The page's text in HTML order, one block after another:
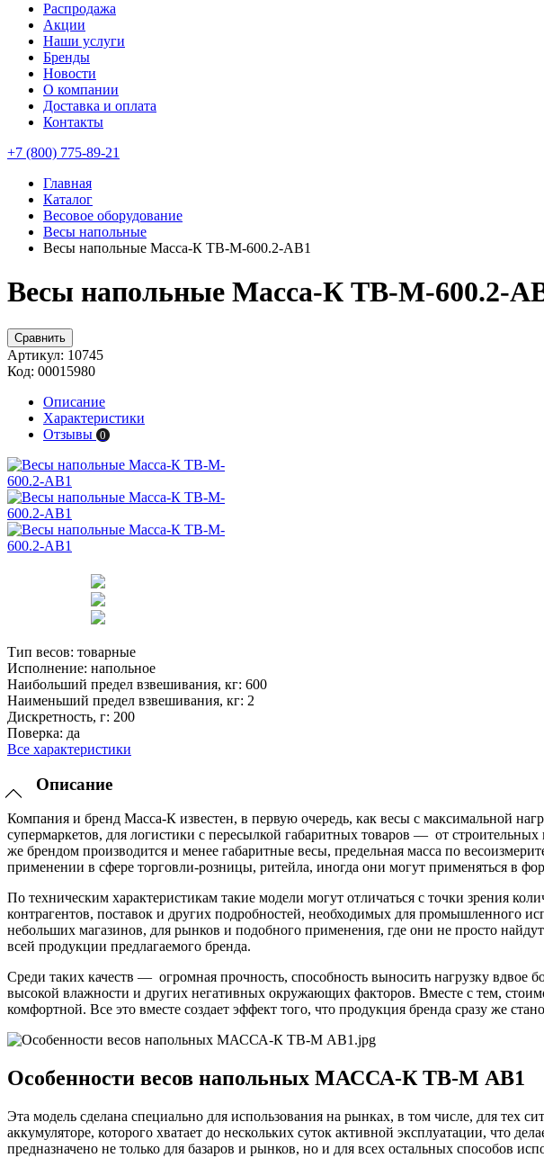
Распродажа
Акции
Наши услуги
Бренды
Новости
О компании
Доставка и оплата
Контакты
+7 (800) 775-89-21
Главная
Каталог
Весовое оборудование
Весы напольные
Весы напольные Масса-К ТВ-M-600.2-AB1
Весы напольные Масса-К ТВ-M-600.2-
Сравнить
Артикул: 10745
Код: 00015980
Описание
Характеристики
Отзывы 0
Тип весов: товарные
Исполнение: напольное
Наибольший предел взвешивания, кг: 600
Наименьший предел взвешивания, кг: 2
Дискретность, г: 200
Поверка: да
Все характеристики
Описание
Компания и бренд Масса-К известен, в первую очередь, как весы с максимальной
супермаркетов, для логистики с пересылкой габаритных товаров — от
же брендом производится и менее габаритные весы, предельная масса по
применении в сфере торговли-розницы, ритейла, иногда они могут применяться в
По техническим характеристикам такие модели могут отличаться с точки зрения
контрагентов, поставок и других подробностей, необходимых для промышленного
небольших магазинов, для рынков и подобного применения, где они не просто
всей продукции предлагаемого бренда.
Среди таких качеств — огромная прочность, способность выносить нагрузку
высокой влажности и других негативных окружающих факторов. Вместе с тем,
комфортной. Все это вместе создает эффект того, что продукция бренда сразу же
Особенности весов напольных МАССА-К TB-M АB1
Эта модель сделана специально для использования на рынках, в том числе, для тех
аккумуляторе, которого хватает до нескольких суток активной эксплуатации, что
предназначено не только для базаров и рынков, но и для всех остальных способов